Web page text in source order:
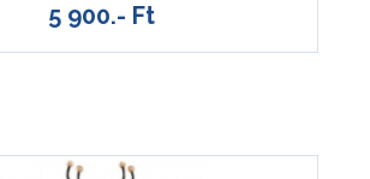
5 900.- Ft